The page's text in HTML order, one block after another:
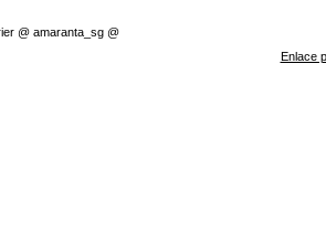
@ amaranta_sg @
Enlace